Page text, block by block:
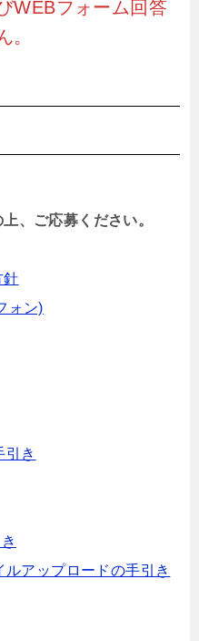
WEBフォーム回答
。
、ご応募ください。
針
ォン)
引き
アップロードの手引き